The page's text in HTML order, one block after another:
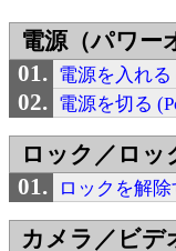
電源（パワー
電源を入れる
電源を切る
ロック／ロッ
ロックを解除
カメラ／ビデ